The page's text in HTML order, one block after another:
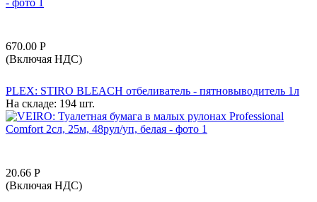
670.00 Р
(Включая НДС)
PLEX: STIRO BLEACH отбеливатель - пятновыводитель 1л
На складе: 194 шт.
20.66 Р
(Включая НДС)